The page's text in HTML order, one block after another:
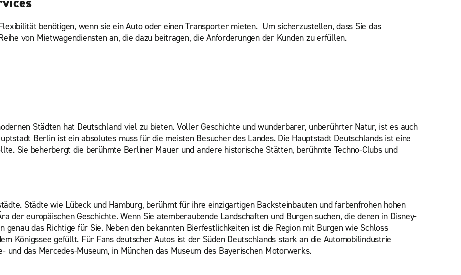
benötigen, wenn sie ein Auto oder einen Transporter mieten. Um sicherzustellen, dass Sie das
von Mietwagendiensten an, die dazu beitragen, die Anforderungen der Kunden zu erfüllen.
Städten hat Deutschland viel zu bieten. Voller Geschichte und wunderbarer, unberührter Natur, ist es auch
Berlin ist ein absolutes muss für die meisten Besucher des Landes. Die Hauptstadt Deutschlands ist eine
Sie beherbergt die berühmte Berliner Mauer und andere historische Stätten, berühmte Techno-Clubs und
Städte wie Lübeck und Hamburg, berühmt für ihre einzigartigen Backsteinbauten und farbenfrohen hohen
der europäischen Geschichte. Wenn Sie atemberaubende Landschaften und Burgen suchen, die denen in Disney-
das Richtige für Sie. Neben den bekannten Bierfestlichkeiten ist die Region mit Burgen wie Schloss
Königssee gefüllt. Für Fans deutscher Autos ist der Süden Deutschlands stark an die Automobilindustrie
und das Mercedes-Museum, in München das Museum des Bayerischen Motorwerks.